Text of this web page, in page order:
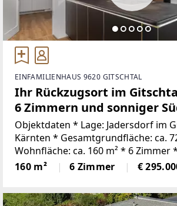
EINFAMILIENHAUS 9620 GITSCHTAL
Ihr Rückzugsort im
6 Zimmern und sonniger
Objektdaten * Lage: Jadersdorf im Gitschtal,
Kärnten * Gesamtgrundfläche: ca. 729 m² *
Wohnfläche: ca. 160 m² * 6 Zimmer * Ca. 21 m²
zusätzliche Nutzfläche (Keller/Lager/
Großzügiger Dachboden mit viel
160 m² 6 Zimmer €